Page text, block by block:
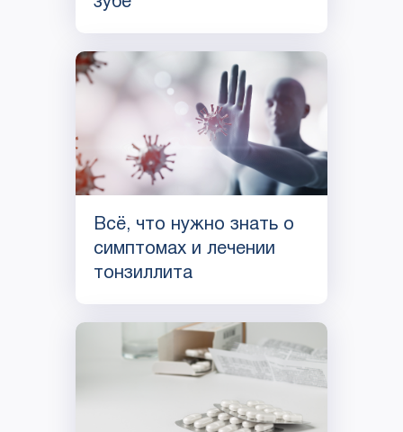
Всё, что нужно знать о
симптомах и лечении
тонзиллита